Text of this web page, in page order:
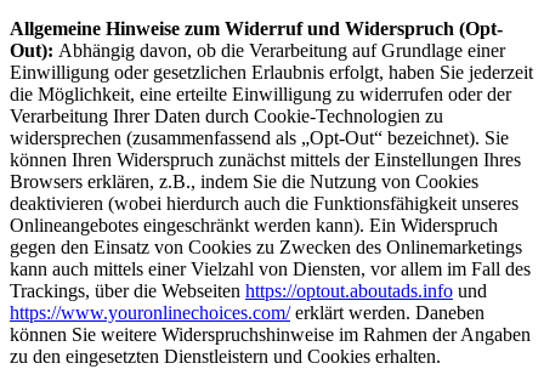
Allgemeine Hinweise zum Widerruf und Widerspruch (Opt-
Out): Abhängig davon, ob die Verarbeitung auf Grundlage einer
Einwilligung oder gesetzlichen Erlaubnis erfolgt, haben Sie jederzeit
die Möglichkeit, eine erteilte Einwilligung zu widerrufen oder der
Verarbeitung Ihrer Daten durch Cookie-Technologien zu
widersprechen (zusammenfassend als „Opt-Out“ bezeichnet). Sie
können Ihren Widerspruch zunächst mittels der Einstellungen Ihres
Browsers erklären, z.B., indem Sie die Nutzung von Cookies
deaktivieren (wobei hierdurch auch die Funktionsfähigkeit unseres
Onlineangebotes eingeschränkt werden kann). Ein Widerspruch
gegen den Einsatz von Cookies zu Zwecken des Onlinemarketings
kann auch mittels einer Vielzahl von Diensten, vor allem im Fall des
Trackings, über die Webseiten https://optout.aboutads.info und
https://www.youronlinechoices.com/erklärt werden. Daneben
können Sie weitere Widerspruchshinweise im Rahmen der Angaben
zu den eingesetzten Dienstleistern und Cookies erhalten.